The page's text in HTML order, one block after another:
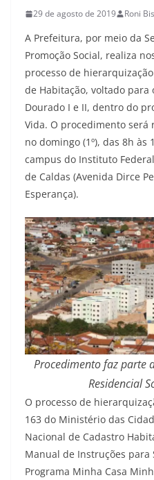
29 de agosto de 2019 Roni
A Prefeitura, por meio da
Promoção Social, realiza
processo de
de Habitação, voltado
Dourado I e II, dentro do
Vida. O procedimento será
no domingo (1º), das 8h às
campus do Instituto
de Caldas (Avenida Dirce
Esperança).
Procedimento faz parte
Residencial
O processo de
163 do Ministério das
Nacional de Cadastro
Manual de Instruções para
Programa Minha Casa